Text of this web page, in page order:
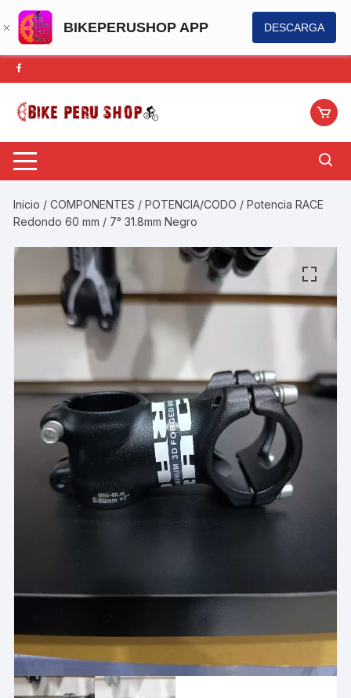
BIKEPERUSHOP APP DESCARGA
Saltar
al
contenido
Inicio /COMPONENTES /POTENCIA/CODO / Potencia RACE
Redondo 60 mm / 7° 31.8mm Negro